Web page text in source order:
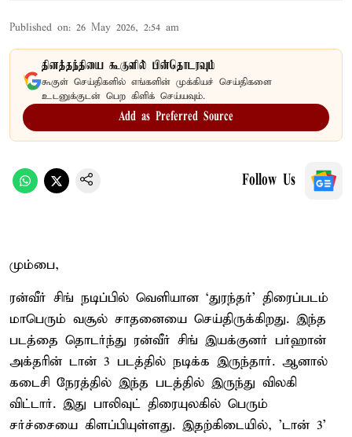
Published on: 26 May 2026, 2:54 am
தினத்தந்தியை கூகுளில் பின்தொடரவும்
கூகுள் செய்திகளில் எங்களின் முக்கியச் செய்திகளை
உடனுக்குடன் பெற கிளிக் செய்யவும்.
Add as Preferred Source
Follow Us
மும்பை,
ரன்வீர் சிங் நடிப்பில் வெளியான ‘துரந்தர்’ திரைப்படம்
மாபெரும் வசூல் சாதனையை செய்திருக்கிறது. இந்த
படத்தை தொடர்ந்து ரன்வீர் சிங் இயக்குனர் பர்ஹான்
அக்தரின் டான் 3 படத்தில் நடிக்க இருந்தார். ஆனால்
கடைசி நேரத்தில் இந்த படத்தில் இருந்து விலகி
விட்டார். இது பாலிவுட் திரையுலகில் பெரும்
சர்ச்சையை கிளப்பியுள்ளது. இதற்கிடையில், ’டான் 3’